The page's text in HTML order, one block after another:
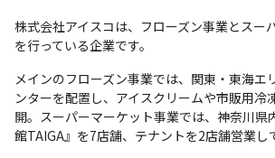
株式会社アイスコは、フローズン事業とスー
を行っている企業です。
メインのフローズン事業では、関東・東海エ
ンターを配置し、アイスクリームや市販用冷
開。スーパーマーケット事業では、神奈川県
館TAIGA』を7店舗、テナントを2店舗営業し